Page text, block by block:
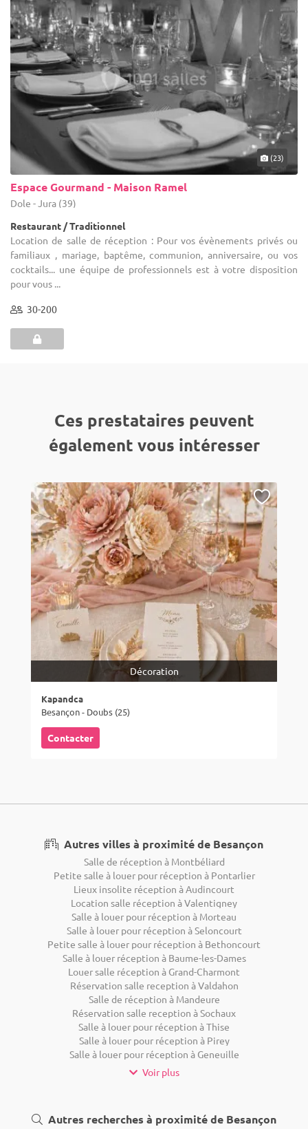
(23)
Espace Gourmand - Maison Ramel
Dole - Jura (39)
Restaurant / Traditionnel
Location de salle de réception : Pour vos évènements privés ou
familiaux , mariage, baptême, communion, anniversaire, ou vos
cocktails... une équipe de professionnels est à votre disposition
pour vous ...
30-200
Ces prestataires peuvent
également vous intéresser
Décoration
Kapandca
Besançon - Doubs (25)
Contacter
Autres villes à proximité de Besançon
Salle de réception à Montbéliard
Petite salle à louer pour réception à Pontarlier
Lieux insolite réception à Audincourt
Location salle réception à Valentigney
Salle à louer pour réception à Morteau
Salle à louer pour réception à Seloncourt
Petite salle à louer pour réception à Bethoncourt
Salle à louer réception à Baume-les-Dames
Louer salle réception à Grand-Charmont
Réservation salle reception à Valdahon
Salle de réception à Mandeure
Réservation salle reception à Sochaux
Salle à louer pour réception à Thise
Salle à louer pour réception à Pirey
Salle à louer pour réception à Geneuille
Voir plus
Autres recherches à proximité de Besançon